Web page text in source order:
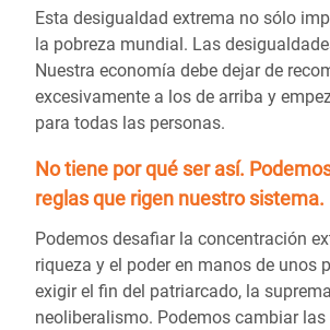
Esta desigualdad extrema no sólo
la pobreza mundial. Las
Nuestra economía debe dejar de
excesivamente a los de arriba y
para todas las personas.
No tiene por qué ser así.
reglasque rigen nuestro sistema.
Podemos desafiar la concentración
riqueza y el poder en manos de unos
exigir el fin del patriarcado, la
neoliberalismo. Podemos cambiar